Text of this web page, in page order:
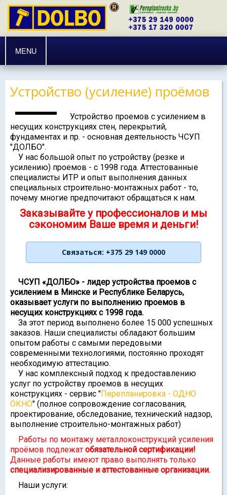
MENU
Устройство (усиление) проёмов
Устройство проемов с усилением в
несущих конструкциях стен, перекрытий,
фундаментах и пр. - основная деятельность ЧСУП
"ДОЛБО".
У нас большой опыт по устройству (резке и
усилению) проемов - с 1998 года. Аттестованные
специалисты ИТР и опыт выполнения данных
специальных строительно-монтажных работ - то,
почему многие предпочитают обращаться к нам.
Заказывайте у профессионалов и мы
сэкономим Ваше время и деньги!
ЧСУП «ДОЛБО» - лидер устройства проемов с
усилением в Минске и Республике Беларусь,
оказывает услуги по выполнению проемов в
несущих конструкциях с 1998 года.
За этот период выполнено более 15 000 успешных
заказов. Наши специалисты обладают большим
опытом работы с самыми передовыми
современными технологиями, постоянно проходят
необходимую аттестацию.
У нас комплексный подход к предоставлению
услуг по устройству проемов в несущих
конструкциях - сервис "Перепланировка - ОДНО
ОКНО" (полное сопровождение согласования,
проектирование, обследование, технический надзор,
выполнение строительно-монтажных работ)
Работы по монтажу металлоконструкций усиления
проёмов подлежат обязательной сертификации!
Данные работы имеют право выполнять только
специализированные и аттестованные организации.
Наши услуги: